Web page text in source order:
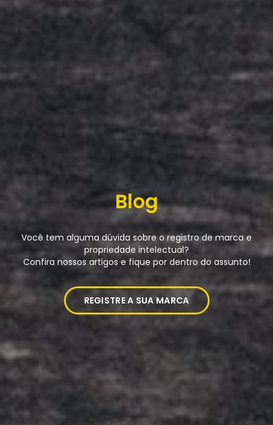
Blog
Você tem alguma dúvida sobre o registro de marca e
propriedade intelectual?
Confira nossos artigos e fique por dentro do assunto!
REGISTRE A SUA MARCA